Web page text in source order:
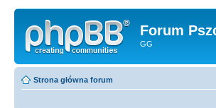
Forum
GG
Strona główna forum